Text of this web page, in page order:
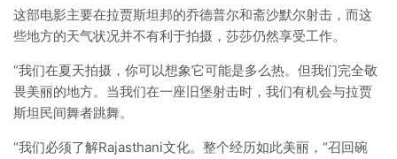
这部电影主要在拉贾斯坦邦的乔德普尔和斋沙默尔射击，而这
些地方的天气状况并不有利于拍摄，莎莎仍然享受工作。
“我们在夏天拍摄，你可以想象它可能是多么热。但我们完全敬
畏美丽的地方。当我们在一座旧堡射击时，我们有机会与拉贾
斯坦民间舞者跳舞。
“我们必须了解Rajasthani文化。整个经历如此美丽，“召回碗